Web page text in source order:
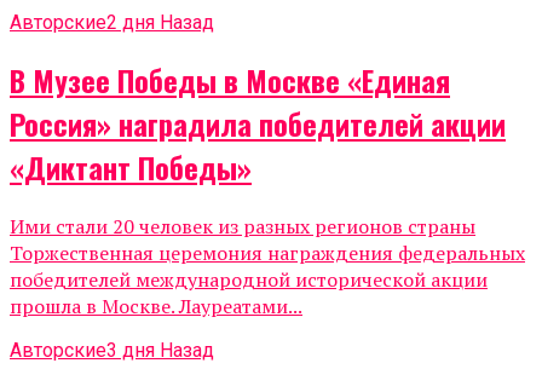
Авторские2 дня Назад
В Музее Победы в Москве «Единая
Россия» наградила победителей акции
«Диктант Победы»
Ими стали 20 человек из разных регионов страны
Торжественная церемония награждения федеральных
победителей международной исторической акции
прошла в Москве. Лауреатами...
Авторские3 дня Назад